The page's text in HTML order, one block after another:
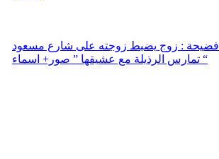
فضيحة : زوج يضبط زوجته على شارع مسعود
تمارس الرذيلة مع عشيقها ” صور+ اسماء “